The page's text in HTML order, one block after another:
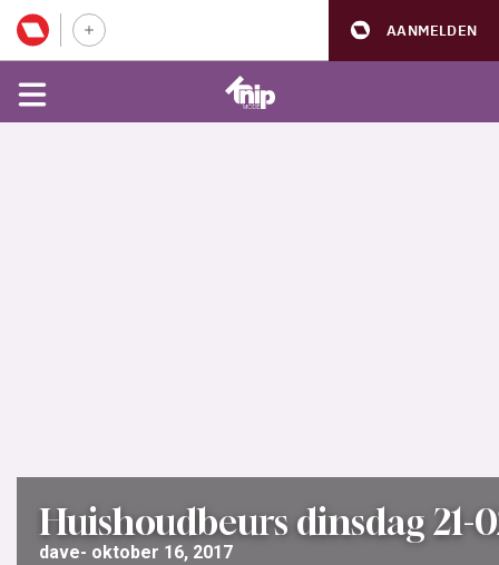
AANMELDEN
Huishoudbeurs dinsdag 21-
dave oktober 16, 2017